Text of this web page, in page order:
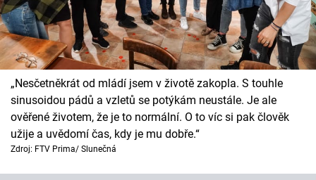
„Nesčetněkrát od mládí jsem v životě zakopla. S touhle
sinusoidou pádů a vzletů se potýkám neustále. Je ale
ověřené životem, že je to normální. O to víc si pak člověk
užije a uvědomí čas, kdy je mu dobře.“
Zdroj: FTV Prima/ Slunečná